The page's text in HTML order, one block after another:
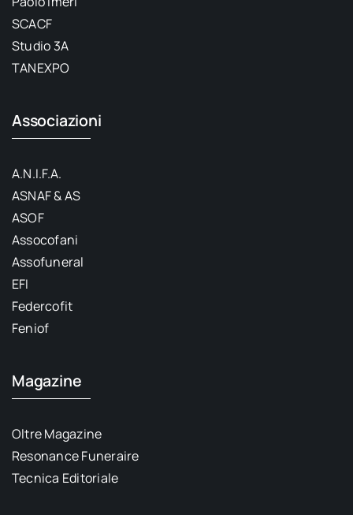
SCACF
Studio 3A
TANEXPO
Associazioni
A.N.I.F.A.
ASNAF & AS
ASOF
Assocofani
Assofuneral
EFI
Federcofit
Feniof
Magazine
Oltre Magazine
Resonance Funeraire
Tecnica Editoriale